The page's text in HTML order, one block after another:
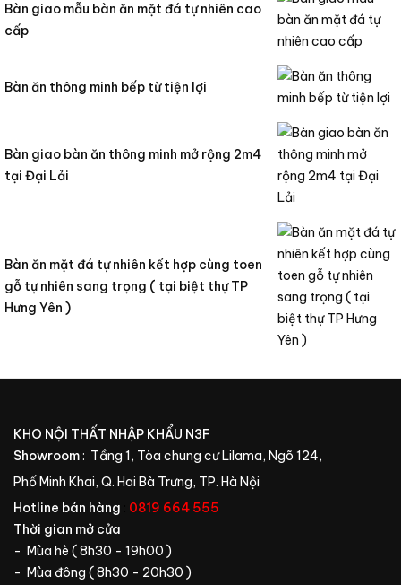
Bàn giao mẫu bàn ăn mặt đá tự nhiên cao
cấp
Bàn ăn thông minh bếp từ tiện lợi
Bàn giao bàn ăn thông minh mở rộng 2m4
tại Đại Lải
Bàn ăn mặt đá tự nhiên kết hợp cùng toen
gỗ tự nhiên sang trọng ( tại biệt thự TP
Hưng Yên )
KHO NỘI THẤT NHẬP KHẨU N3F
Showroom: Tầng 1, Tòa chung cư Lilama, Ngõ 124,
Phố Minh Khai, Q. Hai Bà Trưng, TP. Hà Nội
Hotline bán hàng
0819 664 555
Thời gian mở cửa
- Mùa hè ( 8h30 - 19h00 )
- Mùa đông ( 8h30 - 20h30 )